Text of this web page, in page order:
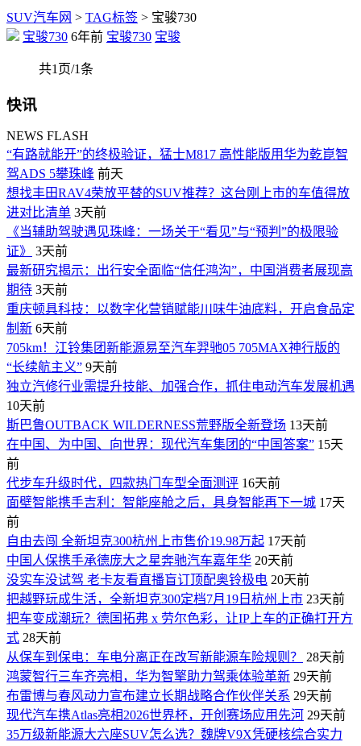
SUV汽车网 > TAG标签 > 宝骏730
宝骏730 6年前 宝骏730 宝骏
共1页/1条
快讯
NEWS FLASH
“有路就能开”的终极验证，猛士M817 高性能版用华为乾崑智
驾ADS 5攀珠峰 前天
想找丰田RAV4荣放平替的SUV推荐？这台刚上市的车值得放
进对比清单 3天前
《当辅助驾驶遇见珠峰：一场关于“看见”与“预判”的极限验
证》
3天前
最新研究揭示：出行安全面临“信任鸿沟”，中国消费者展现高
期待 3天前
重庆顿具科技：以数字化营销赋能川味牛油底料，开启食品定
制新 6天前
705km！江铃集团新能源易至汽车羿驰05 705MAX神行版的
“长续航主义” 9天前
独立汽修行业需提升技能、加强合作，抓住电动汽车发展机遇
10天前
斯巴鲁OUTBACK WILDERNESS荒野版全新登场 13天前
在中国、为中国、向世界：现代汽车集团的“中国答案” 15天
前
代步车升级时代，四款热门车型全面测评 16天前
面壁智能携手吉利：智能座舱之后，具身智能再下一城 17天
前
自由去闯 全新坦克300杭州上市售价19.98万起 17天前
中国人保携手承德庞大之星奔驰汽车嘉年华 20天前
没实车没试驾 老卡友看直播盲订顶配奥铃极电 20天前
把越野玩成生活，全新坦克300定档7月19日杭州上市 23天前
​把车变成潮玩？德国拓弗 x 劳尔色彩，让IP上车的正确打开方
式 28天前
从保车到保电：车电分离正在改写新能源车险规则？
28天前
鸿蒙智行三车齐亮相，华为智擎助力驾乘体验革新 29天前
布雷博与春风动力宣布建立长期战略合作伙伴关系 29天前
现代汽车携Atlas亮相2026世界杯，开创赛场应用先河 29天前
35万级新能源大六座SUV怎么选？魏牌V9X凭硬核综合实力